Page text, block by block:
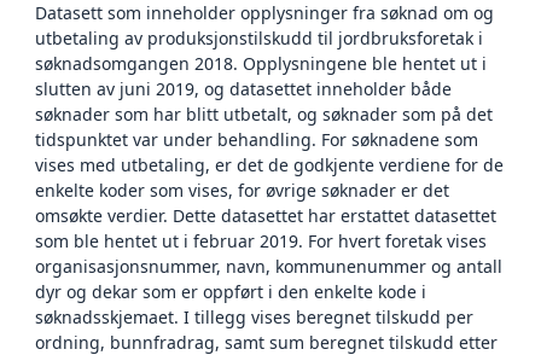
Datasett som inneholder opplysninger fra søknad om og
utbetaling av produksjonstilskudd til jordbruksforetak i
søknadsomgangen 2018. Opplysningene ble hentet ut i
slutten av juni 2019, og datasettet inneholder både
søknader som har blitt utbetalt, og søknader som på det
tidspunktet var under behandling. For søknadene som
vises med utbetaling, er det de godkjente verdiene for de
enkelte koder som vises, for øvrige søknader er det
omsøkte verdier. Dette datasettet har erstattet datasettet
som ble hentet ut i februar 2019. For hvert foretak vises
organisasjonsnummer, navn, kommunenummer og antall
dyr og dekar som er oppført i den enkelte kode i
søknadsskjemaet. I tillegg vises beregnet tilskudd per
ordning, bunnfradrag, samt sum beregnet tilskudd etter